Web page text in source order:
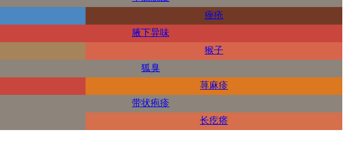
痤疮
腋下异味
猴子
狐臭
荨麻疹
带状疱疹
长疙瘩